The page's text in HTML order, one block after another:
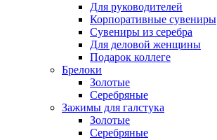
Для руководителей
Корпоративные сувениры
Сувениры из серебра
Для деловой женщины
Подарок коллеге
Брелоки
Золотые
Серебряные
Зажимы для галстука
Золотые
Серебряные